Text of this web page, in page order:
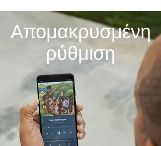
Απομακρυσμένη
ρύθμιση